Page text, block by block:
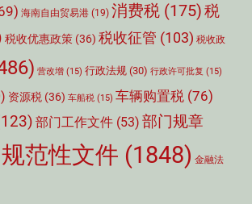
海南自由贸易港 (19) 消费税 (175)税
税收优惠政策 (36) 税收征管 (103) 税收政
营改增 (15) 行政法规 (30) 行政许可批复 (15)
资源税 (36) 车船税 (15) 车辆购置税 (76)
部门工作文件 (53) 部门规章
范性文件 (1848) 金融法